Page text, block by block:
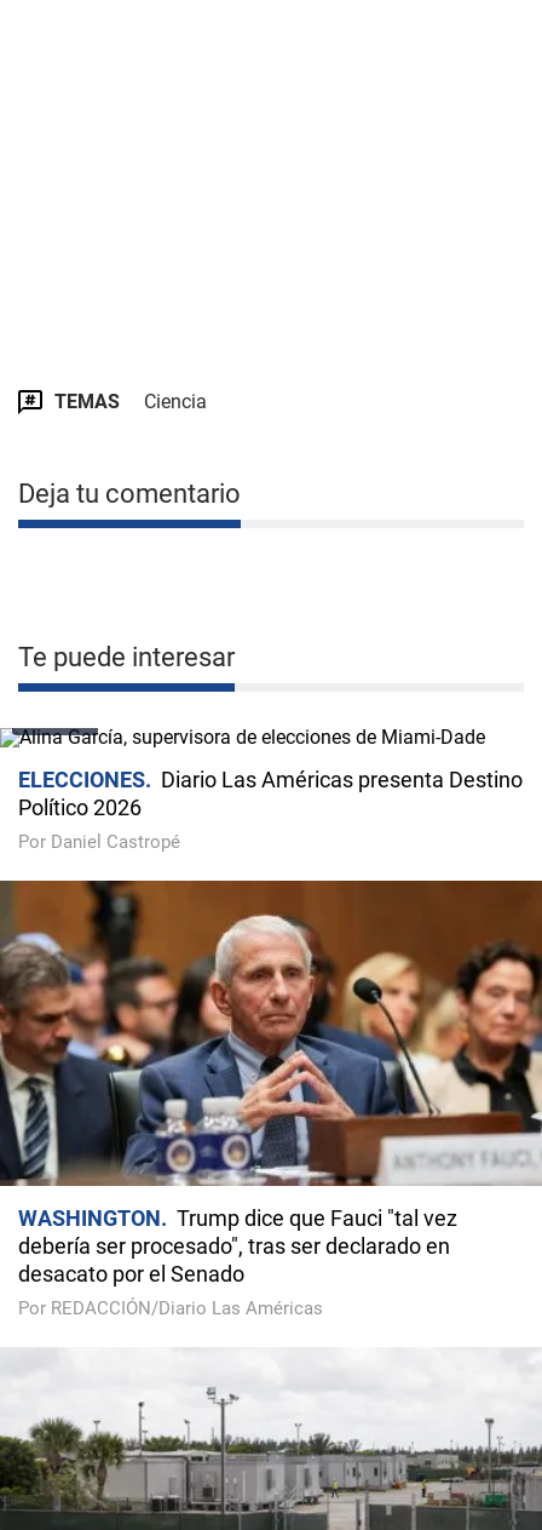
TEMAS Ciencia
Deja tu comentario
Te puede interesar
ELECCIONES
Diario Las Américas presenta Destino
Político 2026
Por Daniel Castropé
WASHINGTON
Trump dice que Fauci "tal vez
debería ser procesado", tras ser declarado en
desacato por el Senado
Por REDACCIÓN/Diario Las Américas